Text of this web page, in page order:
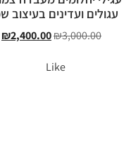
עגולים ועדינים בעיצוב
₪3,000.00
₪2,400.00
Like